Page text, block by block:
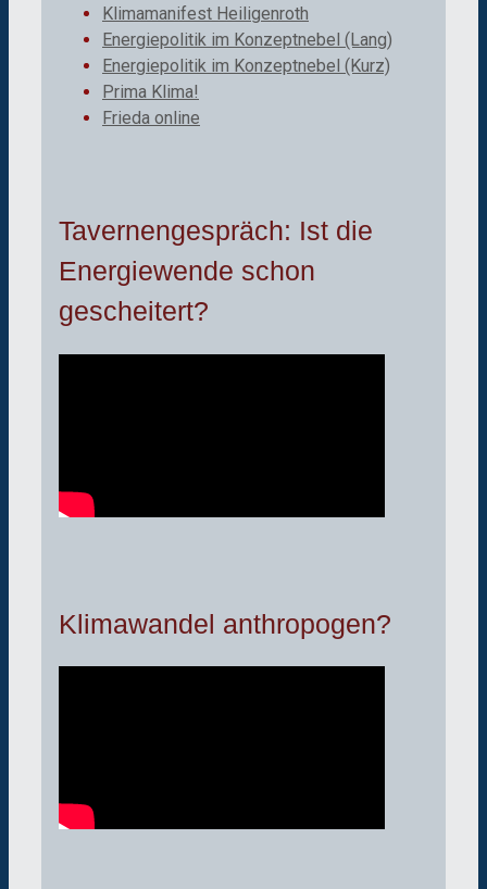
Klimamanifest Heiligenroth
Energiepolitik im Konzeptnebel (Lang)
Energiepolitik im Konzeptnebel (Kurz)
Prima Klima!
Frieda online
Tavernengespräch: Ist die
Energiewende schon
gescheitert?
Klimawandel anthropogen?